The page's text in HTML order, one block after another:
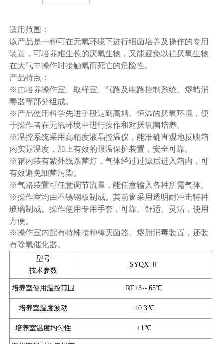
适用范围：
该产品是一种可在无氧环境下进行细菌培养及操作的专用
装置，可培养难生长的厌氧生物，又能避免以往厌氧生物
在大气中操作时接触氧而死亡的危险性。
产品特点：
※由培养操作室、取样室、气路及电路控制系统、熔蜡消
毒器等部分组成。
※产品使用科学先进手段达到高精、恒温的厌氧环境，便
于操作者在无氧环境中进行操作和对厌氧菌培养。
※温控系统采用高精度液晶控温仪，能准确直观地反映箱
内实际温度，加上有效的限温保护装置，安全可靠。
※箱内装有紫外线杀菌灯，气体经过过滤后进入箱内，可
有效避免细菌污染。
※气路装置可任意调节流量，能任意输入各种所需气体。
※操作室均由不锈钢板制成。其前窗采用透明耐冲击特种
玻璃制成。操作使用专用手套，可靠、舒适、灵活，使用
方便。
※操作室内配有特殊接种棒灭菌器、熔腊消毒装置，还装
有除氧催化器。
型号
技术参数
SYQX-Ⅱ
培养室使用温控范围 RT+3～65℃
培养室温度波动 ±0.3℃
培养室温度均匀性 ±1℃